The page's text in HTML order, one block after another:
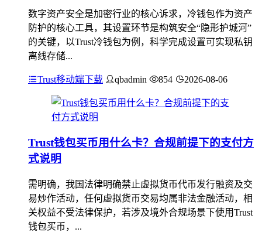
数字资产安全是加密行业的核心诉求，冷钱包作为资产
防护的核心工具，其设置环节是构筑安全“隐形护城河”
的关键，以Trust冷钱包为例，科学完成设置可实现私钥
离线存储...
Trust移动端下载 qbadmin 854 2026-08-06
Trust钱包买币用什么卡？合规前提下的支付方
式说明
需明确，我国法律明确禁止虚拟货币代币发行融资及交
易炒作活动，任何虚拟货币交易均属非法金融活动，相
关权益不受法律保护，若涉及境外合规场景下使用Trust
钱包买币，...